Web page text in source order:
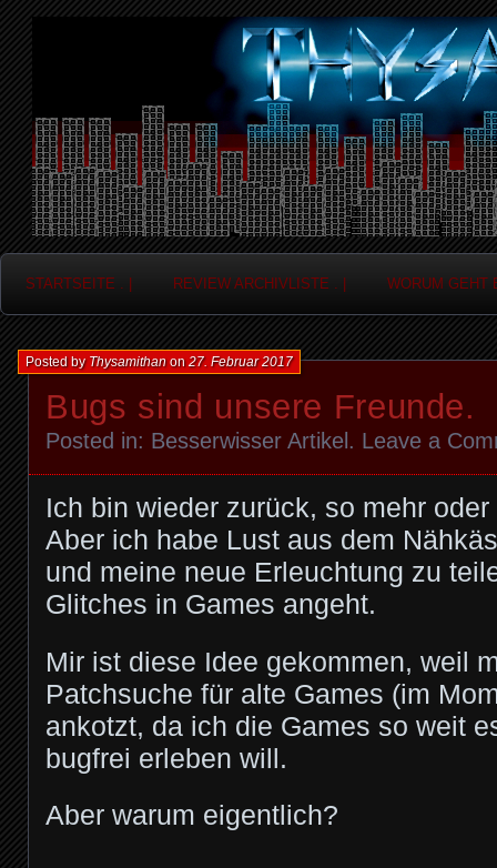
Thysamithan
STARTSEITE . | REVIEW ARCHIVLISTE . | WORUM GEHT
Bugs sind unsere Freunde.
Posted byThysamithanon27. Februar 2017
Posted in: Besserwisser Artikel . Leave a
Ich bin wieder zurück, so mehr oder
Aber ich habe Lust aus dem
und meine neue Erleuchtung zu
Glitches in Games angeht.
Mir ist diese Idee gekommen, weil
Patchsuche für alte Games (im
ankotzt, da ich die Games so weit
bugfrei erleben will.
Aber warum eigentlich?